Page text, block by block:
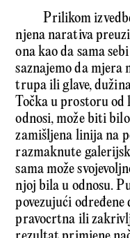
Prilikom
njena narativa
ona kao da sama
saznajemo da
trupa ili glave,
Točka u prostoru od
odnosi, može biti
zamišljena linija na
razmaknute
sama može
njoj bila u odnosu.
povezujući
pravocrtna ili